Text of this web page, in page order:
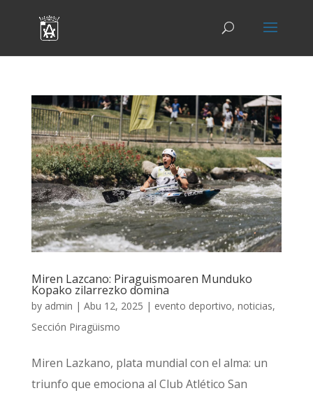
Miren Lazcano: Piraguismoaren Munduko
Kopako zilarrezko domina
by admin | Abu 12, 2025 | evento deportivo, noticias,
Sección Piragüismo
Miren Lazkano, plata mundial con el alma: un
triunfo que emociona al Club Atlético San